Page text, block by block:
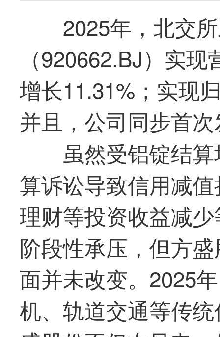
2025年，北交
（920662.BJ）实
增长11.31%；实现
并且，公司同步首
虽然受铝锭结
算诉讼导致信用减
理财等投资收益减
阶段性承压，但方盛
面并未改变。2025
机、轨道交通等传